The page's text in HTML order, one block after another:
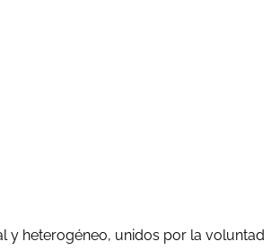
y heterogéneo, unidos por la voluntad